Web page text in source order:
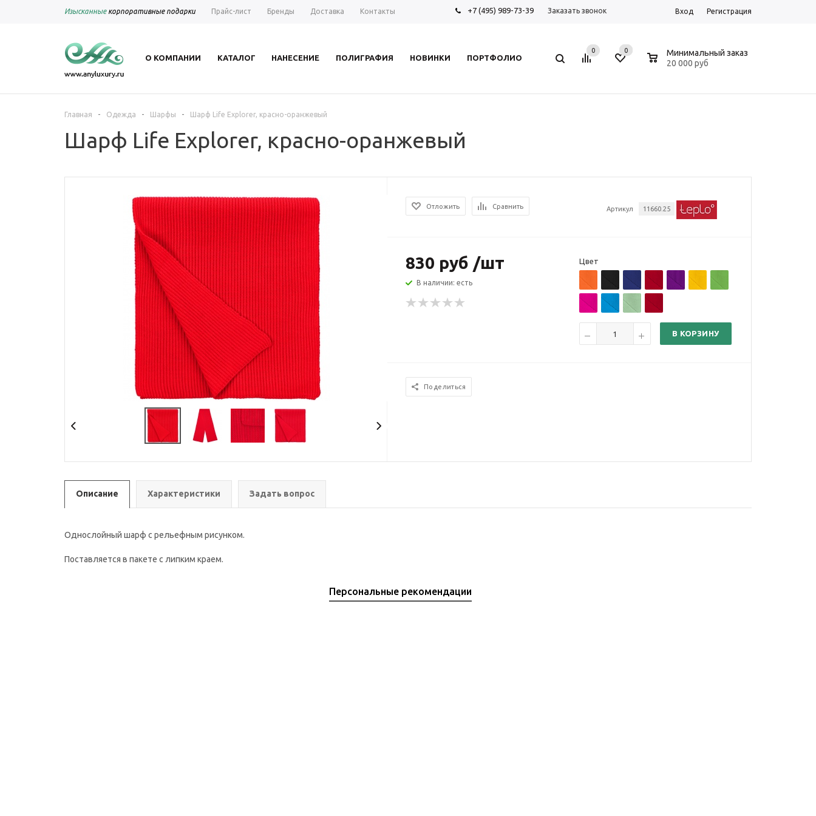
Изысканныекорпоративные подарки Прайс-лист Бренды Доставка Контакты +7 (495) 989-73-39 Заказать звонок Вход Регистрация
О КОМПАНИИ КАТАЛОГ НАНЕСЕНИЕ ПОЛИГРАФИЯ НОВИНКИ ПОРТФОЛИО
0 0
Минимальный заказ
20 000 руб
Главная - Одежда - Шарфы - Шарф Life Explorer, красно-оранжевый
Шарф Life Explorer, красно-оранжевый
Артикул 11660.25
Отложить Сравнить
830 руб /шт
В наличии: есть
Цвет
В КОРЗИНУ
Поделиться
Описание Характеристики Задать вопрос
Однослойный шарф с рельефным рисунком.
Поставляется в пакете с липким краем.
Персональные рекомендации